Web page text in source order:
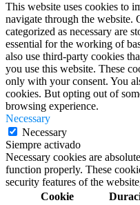
This website uses cookies to
navigate through the website.
categorized as necessary are
essential for the working of
also use third-party cookies
you use this website. These
only with your consent. You
cookies. But opting out of
browsing experience.
Necessary
Necessary
Siempre activado
Necessary cookies are
function properly. These
security features of the
Cookie